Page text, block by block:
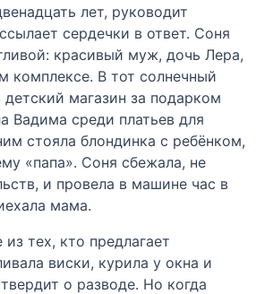
лет, руководит
сердечки в ответ. Соня
красивый муж, дочь Лера,
комплексе. В тот солнечный
детский магазин за подарком
Вадима среди платьев для
стояла блондинка с ребёнком,
«папа». Соня сбежала, не
и провела в машине час в
мама.
тех, кто предлагает
виски, курила у окна и
о разводе. Но когда